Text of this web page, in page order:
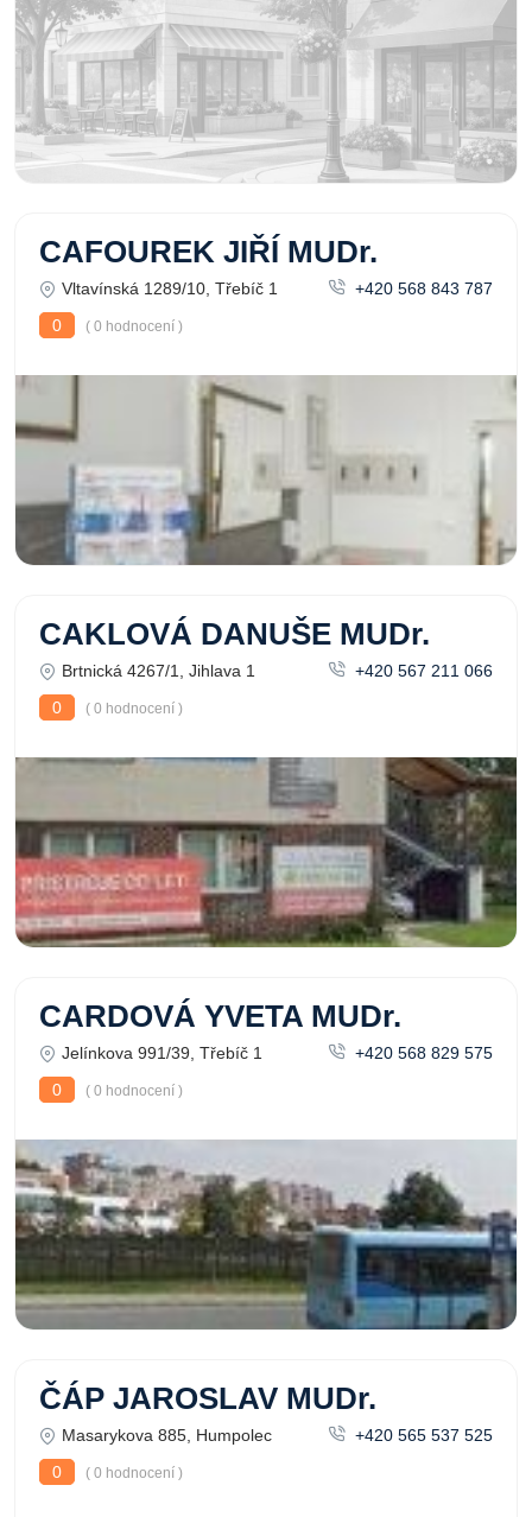
CAFOUREK JIŘÍ MUDr.
Vltavínská 1289/10, Třebíč 1
+420 568 843 787
0
( 0 hodnocení )
CAKLOVÁ DANUŠE MUDr.
Brtnická 4267/1, Jihlava 1
+420 567 211 066
0
( 0 hodnocení )
CARDOVÁ YVETA MUDr.
Jelínkova 991/39, Třebíč 1
+420 568 829 575
0
( 0 hodnocení )
ČÁP JAROSLAV MUDr.
Masarykova 885, Humpolec
+420 565 537 525
0
( 0 hodnocení )